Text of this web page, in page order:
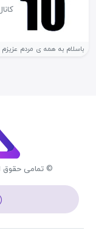
باسلام به همه ی مردم
© تمامی حقوق